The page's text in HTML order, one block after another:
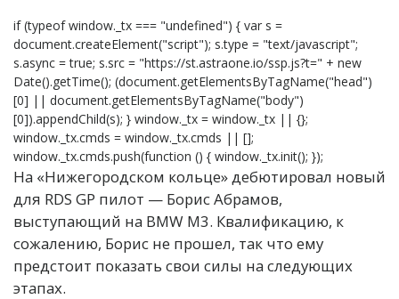
if (typeof window._tx === "undefined") { var s =
document.createElement("script"); s.type = "text/javascript";
s.async = true; s.src = "https://st.astraone.io/ssp.js?t=" + new
Date().getTime(); (document.getElementsByTagName("head")
[0] || document.getElementsByTagName("body")
[0]).appendChild(s); } window._tx = window._tx || {};
window._tx.cmds = window._tx.cmds || [];
window._tx.cmds.push(function () { window._tx.init(); });
На «Нижегородском кольце» дебютировал новый
для RDS GP пилот — Борис Абрамов,
выступающий на BMW М3. Квалификацию, к
сожалению, Борис не прошел, так что ему
предстоит показать свои силы на следующих
этапах.